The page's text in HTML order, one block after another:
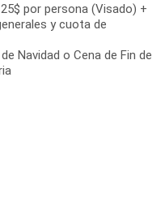
por persona (Visado) +
y cuota de
Navidad o Cena de Fin de